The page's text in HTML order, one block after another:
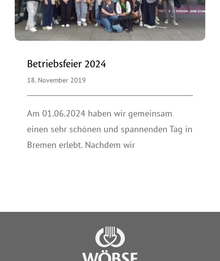
Betriebsfeier 2024
18. November 2019
Am 01.06.2024 haben wir gemeinsam
einen sehr schönen und spannenden Tag in
Bremen erlebt. Nachdem wir